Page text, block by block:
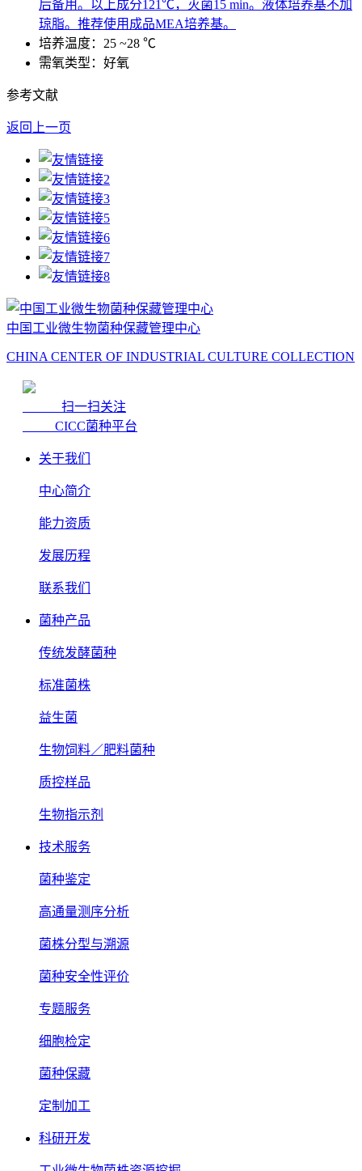
后备用。以上成分121℃，灭菌15 min。液体培养基不加
琼脂。推荐使用成品MEA培养基。
培养温度：25 ~28 ℃
需氧类型：好氧
参考文献
返回上一页
中国工业微生物菌种保藏管理中心
CHINA CENTER OF INDUSTRIAL CULTURE COLLECTION
扫一扫关注
CICC菌种平台
关于我们
中心简介
能力资质
发展历程
联系我们
菌种产品
传统发酵菌种
标准菌株
益生菌
生物饲料／肥料菌种
质控样品
生物指示剂
技术服务
菌种鉴定
高通量测序分析
菌株分型与溯源
菌种安全性评价
专题服务
细胞检定
菌种保藏
定制加工
科研开发